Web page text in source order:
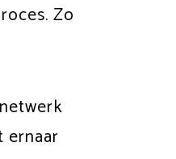
Zo
ernaar